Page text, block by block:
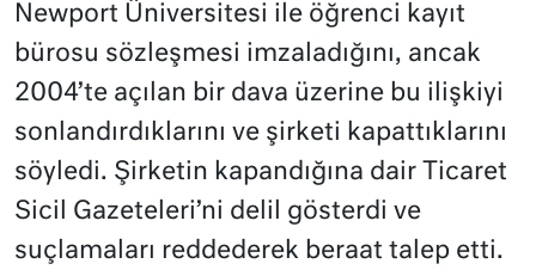
Newport Üniversitesi ile öğrenci kayıt
bürosu sözleşmesi imzaladığını, ancak
2004’te açılan bir dava üzerine bu ilişkiyi
sonlandırdıklarını ve şirketi kapattıklarını
söyledi. Şirketin kapandığına dair Ticaret
Sicil Gazeteleri’ni delil gösterdi ve
suçlamaları reddederek beraat talep etti.